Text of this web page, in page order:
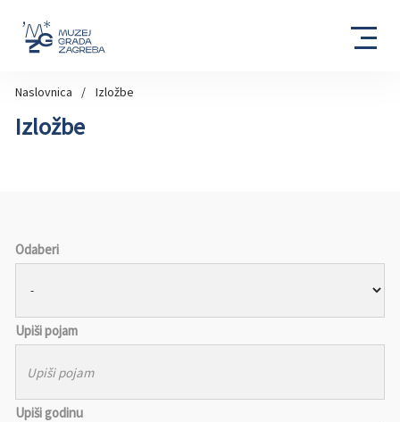
Naslovnica Izložbe
Izložbe
Odaberi
Upiši pojam
Upiši godinu